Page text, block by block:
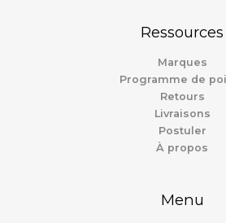
Ressources
Marques
Programme de
Retours
Livraisons
Postuler
À propos
Menu